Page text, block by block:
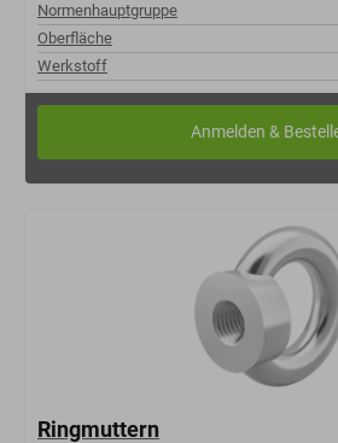
Normenhauptgruppe
Oberfläche
Werkstoff
Ringmuttern